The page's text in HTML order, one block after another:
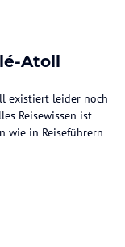
Atoll
existiert leider noch
Reisewissen ist
wie in Reiseführern